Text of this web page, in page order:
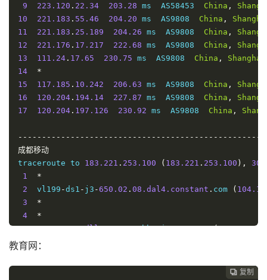
9
223.120 . 22.34 203.28 ms  AS58453 China ,
10
221.183 . 55.46 204.20 ms  AS9808 China ,
11
221.183 . 25.189 204.26 ms  AS9808 China ,
12
221.176 . 17.217 222.68 ms  AS9808 China ,
13
111.24 . 17.65 230.75 ms  AS9808 China , Shanghai
14
*
15
117.185 . 10.242 206.63 ms  AS9808 China ,
16
120.204 . 194.14 227.87 ms  AS9808 China ,
17
120.204 . 197.126 230.92 ms  AS9808 China ,
成都移动
traceroute to 183.221 . 253.100 ( 183.221 . 253.100 ), 30
1
*
2
  vl199
-ds1 - j3 -650.02 . 08.dal4.constant . com (
3
*
4
*
5
  ae
-31.a01.dllstx09.us.bb.gin.ntt.net (128.241.
6
  ae
8
  ae
-2.r25.snjsca04.us.bb.gin.ntt.net (129.250.
教育网：
 复制
 复制
 复制